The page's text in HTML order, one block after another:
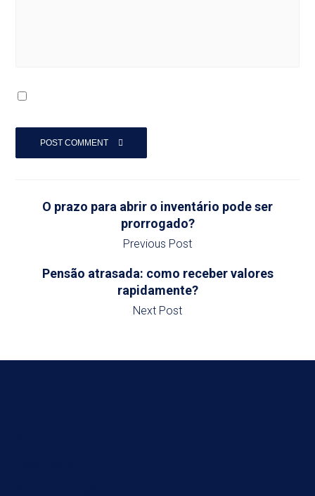
O prazo para abrir o inventário pode ser
prorrogado?
Previous Post
Pensão atrasada: como receber valores
rapidamente?
Next Post